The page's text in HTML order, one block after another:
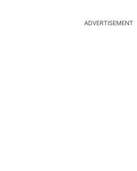
ADVERTISEMENT